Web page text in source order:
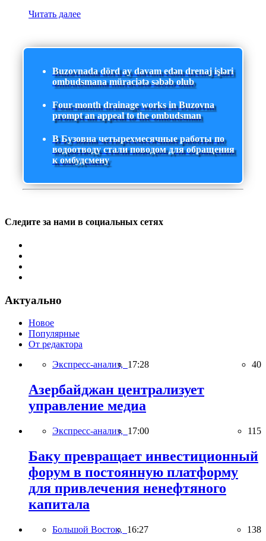
Читать далее
Buzovnada dörd ay davam edən drenaj işləri
ombudsmana müraciətə səbəb olub
Four-month drainage works in Buzovna
prompt an appeal to the ombudsman
В Бузовна четырехмесячные работы по
водоотводу стали поводом для обращения
к омбудсмену
Следите за нами в социальных сетях
Актуально
Новое
Популярные
От редактора
Экспресс-анализ, 17:28 40
Азербайджан централизует
управление медиа
Экспресс-анализ, 17:00 115
Баку превращает инвестиционный
форум в постоянную платформу
для привлечения ненефтяного
капитала
Большой Восток, 16:27 138